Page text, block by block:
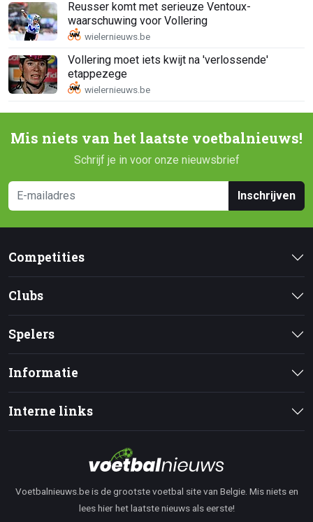
Reusser komt met serieuze Ventoux-
waarschuwing voor Vollering
Vollering moet iets kwijt na 'verlossende'
etappezege
Mis niets van het laatste voetbalnieuws!
Schrijf je in voor onze nieuwsbrief
Inschrijven
Competities
Clubs
Spelers
Informatie
Interne links
Voetbalnieuws.be is de grootste voetbal site van Belgie. Mis niets en
lees hier het laatste nieuws als eerste!